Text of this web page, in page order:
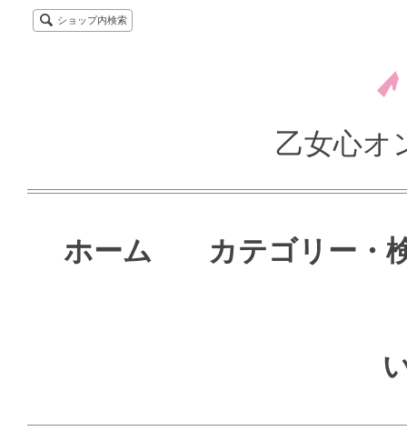
ショップ内検索
乙女心オ
ホーム カテゴリー・